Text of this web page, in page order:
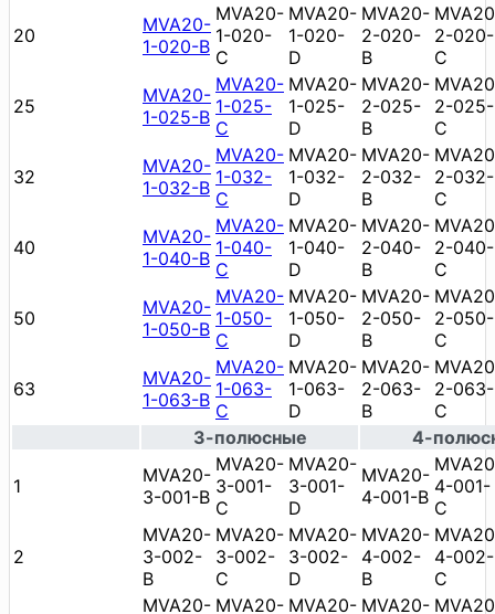
20
MVA20-
1-020-B
MVA20-
1-020-
C
MVA20-
1-020-
D
MVA20-
2-020-
B
2-020-
C
25
MVA20-
1-025-B
MVA20-
1-025-
C
MVA20-
1-025-
D
MVA20-
2-025-
B
2-025-
C
32
MVA20-
1-032-B
MVA20-
1-032-
C
MVA20-
1-032-
D
MVA20-
2-032-
B
2-032-
C
40
MVA20-
1-040-B
MVA20-
1-040-
C
MVA20-
1-040-
D
MVA20-
2-040-
B
2-040-
C
50
MVA20-
1-050-B
MVA20-
1-050-
C
MVA20-
1-050-
D
MVA20-
2-050-
B
2-050-
C
63
MVA20-
1-063-B
MVA20-
1-063-
C
MVA20-
1-063-
D
MVA20-
2-063-
B
2-063-
C
3-полюсные
4-
1
MVA20-
3-001-B
MVA20-
3-001-
C
MVA20-
3-001-
D
MVA20-
4-001-B 4-001-
C
2
MVA20-
3-002-
B
MVA20-
3-002-
C
MVA20-
3-002-
D
MVA20-
4-002-
B
4-002-
C
MVA20- MVA20- MVA20- MVA20-